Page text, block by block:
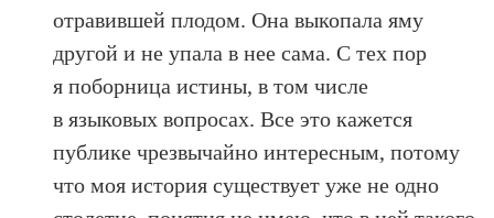
отравившей плодом. Она выкопала яму
другой и не упала в нее сама. С тех пор
я поборница истины, в том числе
в языковых вопросах. Все это кажется
публике чрезвычайно интересным, потому
что моя история существует уже не одно